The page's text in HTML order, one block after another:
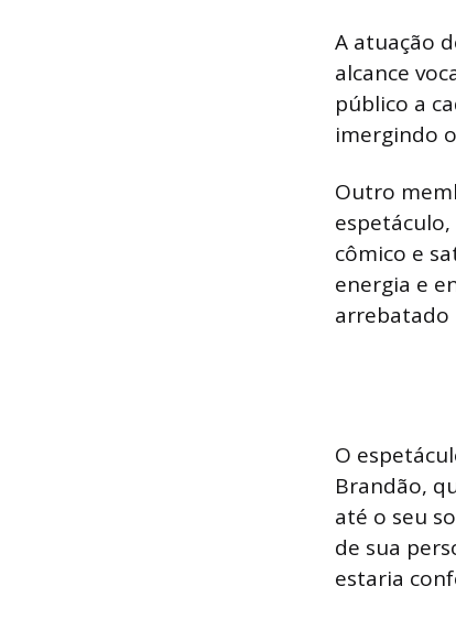
A atuação
alcance
público a
imergindo
Outro
cômico e
energia e
arrebatado
O
Brandão,
até o seu
de sua
estaria